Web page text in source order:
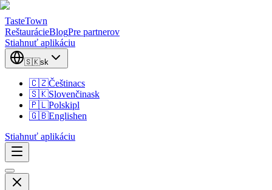
TasteTown
ReštaurácieBlogPre partnerov
Stiahnuť aplikáciu
🇸🇰sk
🇨🇿Češtinacs
🇸🇰Slovenčinask
🇵🇱Polskipl
🇬🇧Englishen
Stiahnuť aplikáciu